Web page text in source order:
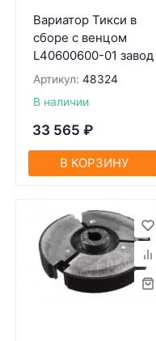
Вариатор Тикси в
сборе с венцом
L40600600-01 завод
Артикул: 48324
В наличии
33 565 ₽
В КОРЗИНУ